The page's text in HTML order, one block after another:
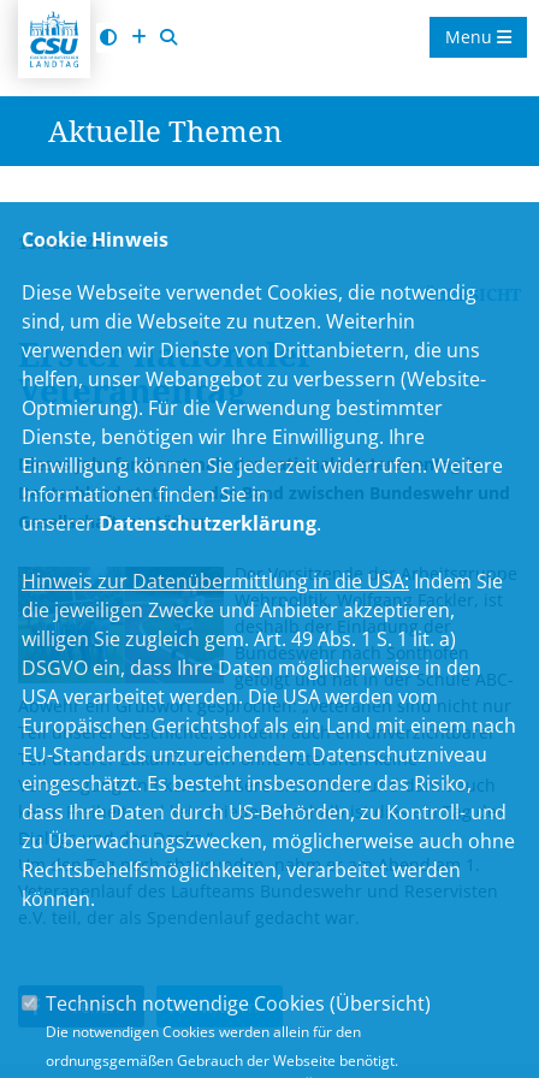
Menu
Aktuelle Themen
15.06.2025
ÜBERSICHT
Erster nationaler
Veteranentag
Dieses Jahr fand erstmals der nationale Veteranentag in
Deutschland statt, um das Band zwischen Bundeswehr und
Gesellschaft zu stärken.
Der Vorsitzende der Arbeitsgruppe
Wehrpolitik, Wolfgang Fackler, ist
deshalb der Einladung der
Bundeswehr nach Sonthofen
gefolgt und hat in der Schule ABC-
Abwehr ein Grußwort gesprochen: „Veteranen sind nicht nur
Teil unserer Geschichte, sondern auch ein unverzichtbarer
Teil unserer Zukunft. Denn ohne Veteranen keine
Verteidigung und keine Äußere Sicherheit, und damit auch
keine Freiheit und kein Frieden. Deshalb ist dies ein Tag des
Dialogs und des Danks.“
Um den Tag noch abzurunden, nahm er am Abend am 1.
Veteranenlauf des Laufteams Bundeswehr und Reservisten
e.V. teil, der als Spendenlauf gedacht war.
Teilen Twittern
Cookie Hinweis
Diese Webseite verwendet Cookies, die notwendig
sind, um die Webseite zu nutzen. Weiterhin
verwenden wir Dienste von Drittanbietern, die uns
helfen, unser Webangebot zu verbessern (Website-
Optmierung). Für die Verwendung bestimmter
Dienste, benötigen wir Ihre Einwilligung. Ihre
Einwilligung können Sie jederzeit widerrufen. Weitere
Informationen finden Sie in
unsererDatenschutzerklärung.
Hinweis zur Datenübermittlung in die USA:Indem Sie
die jeweiligen Zwecke und Anbieter akzeptieren,
willigen Sie zugleich gem. Art. 49 Abs. 1 S. 1 lit. a)
DSGVO ein, dass Ihre Daten möglicherweise in den
USA verarbeitet werden. Die USA werden vom
Europäischen Gerichtshof als ein Land mit einem nach
EU-Standards unzureichendem Datenschutzniveau
eingeschätzt. Es besteht insbesondere das Risiko,
dass Ihre Daten durch US-Behörden, zu Kontroll- und
zu Überwachungszwecken, möglicherweise auch ohne
Rechtsbehelfsmöglichkeiten, verarbeitet werden
können.
Technisch notwendige Cookies (Übersicht)
Die notwendigen Cookies werden allein für den
ordnungsgemäßen Gebrauch der Webseite benötigt.